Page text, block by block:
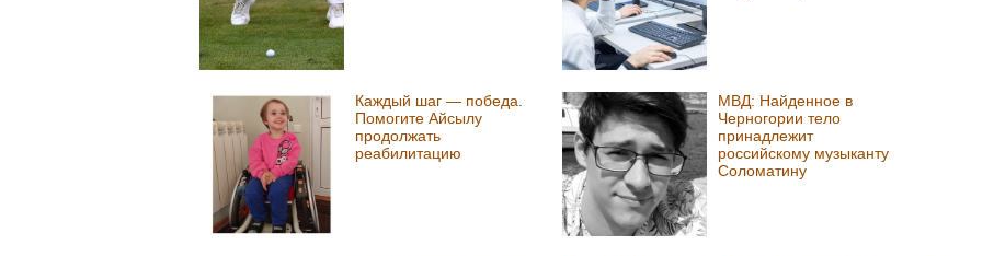
Каждый шаг — победа.
Помогите Айсылу
продолжать
реабилитацию
МВД: Найденное в
Черногории тело
принадлежит
российскому музыканту
Соломатину